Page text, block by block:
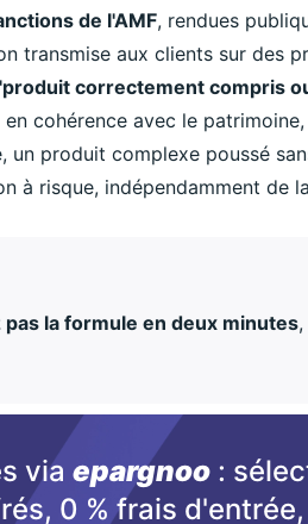
de l'AMF, rendues
transmise aux clients sur des
correctement compris
cohérence avec le
produit complexe poussé
à risque, indépendamment de
la formule en deux minutes
viaepargnoo :
0 % frais d'entrée,